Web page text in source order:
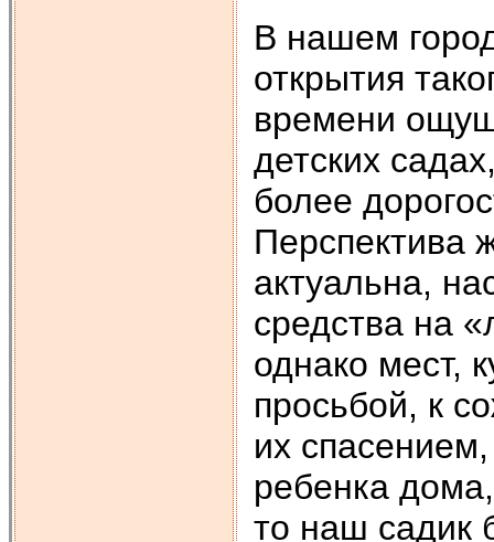
В нашем
открытия
времени
детских
более
Перспектива
актуальна,
средства на
однако мест,
просьбой, к
их
ребенка
то наш садик